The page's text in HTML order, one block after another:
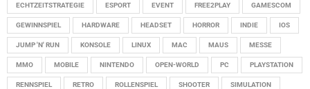
ECHTZEITSTRATEGIE ESPORT EVENT FREE2PLAY GAMESCOM
GEWINNSPIEL HARDWARE HEADSET HORROR INDIE IOS
JUMP 'N' RUN KONSOLE LINUX MAC MAUS MESSE
MMO MOBILE NINTENDO OPEN-WORLD PC PLAYSTATION
RENNSPIEL RETRO ROLLENSPIEL SHOOTER SIMULATION